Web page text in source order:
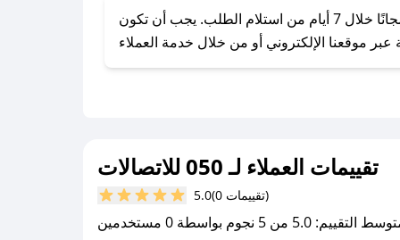
يحرص 050 للاتصالات على توفير تجربة تسوق آمنة ومريحة لعملائه، حيث يمكنك استرجاع أو استبدال المنتجات مجانًا خلال 7 أيام من استلام الطلب. يجب أن تكون
تقييمات العملاء لـ 050 للاتصالات
5.0 (0 تقييمات)
التقييم: 5.0 من 5 نجوم بواسطة 0 مستخدمين